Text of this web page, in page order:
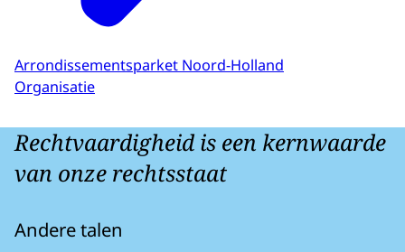
Arrondissementsparket Noord-Holland
Organisatie
Rechtvaardigheid is een kernwaarde
van onze rechtsstaat
Andere talen